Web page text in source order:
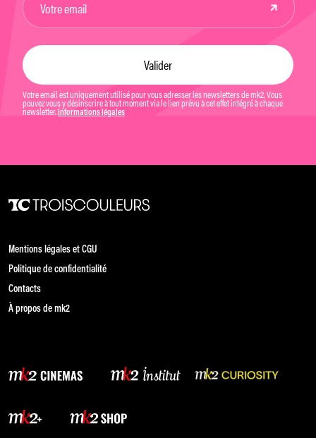
Votre email est uniquement utilisé pour vous adresser les newsletters de mk2. Vous
pouvez vous y désinscrire à tout moment via le lien prévu à cet effet intégré à chaque
newsletter. Informations légales
Mentions légales et CGU
Politique de confidentialité
Contacts
À propos de mk2